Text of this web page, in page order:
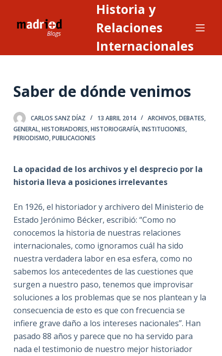
a
o
n
e
n
d
o
Historia y
Relaciones
Internacionales
Saber de dónde venimos
CARLOS SANZ DÍAZ 13 ABRIL 2014 ARCHIVOS,DEBATES,
GENERAL,HISTORIADORES,HISTORIOGRAFÍA,INSTITUCIONES,
PERIODISMO,PUBLICACIONES
La opacidad de los archivos y el desprecio por la
historia lleva a posiciones irrelevantes
En 1926, el historiador y archivero del Ministerio de
Estado Jerónimo Bécker, escribió: “Como no
conocemos la historia de nuestras relaciones
internacionales, como ignoramos cuál ha sido
nuestra verdadera labor en esa esfera, como no
sabemos los antecedentes de las cuestiones que
surgen a nuestro paso, tenemos que improvisar
soluciones a los problemas que se nos plantean y la
consecuencia de esto es que con frecuencia se
infiere grave daño a los intereses nacionales”. Han
pasado 88 años y parece que no ha servido para
nada el testimonio de nuestro mejor historiador